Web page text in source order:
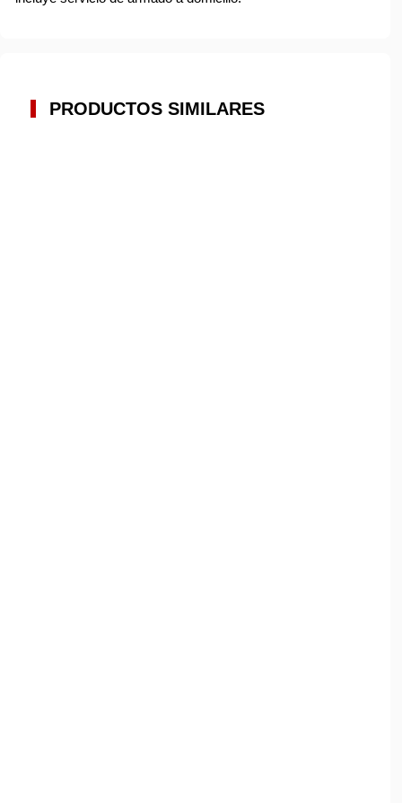
PRODUCTOS SIMILARES